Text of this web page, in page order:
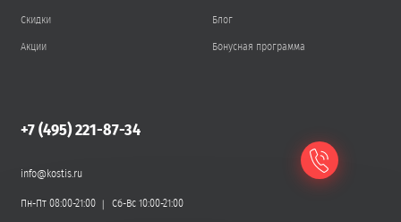
Скидки
Акции
Блог
Бонусная программа
+7 (495) 221-87-34
info@kostis.ru
Пн-Пт 08:00-21:00 Сб-Вс 10:00-21:00